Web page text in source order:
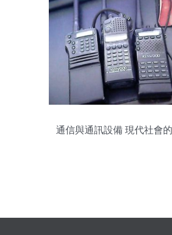
通信與通訊設備 現代社會